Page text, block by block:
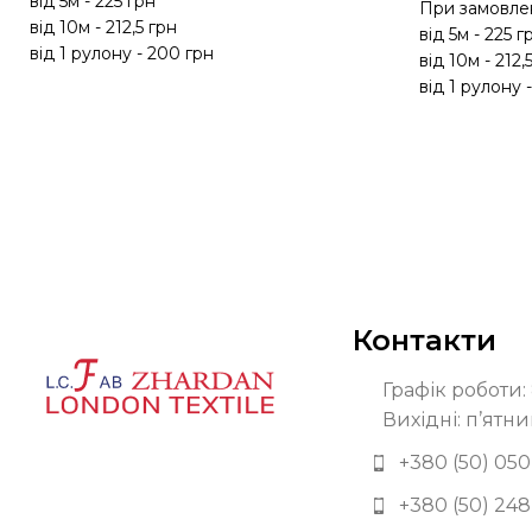
від 10м - 212,5 грн
від 1 рулону - 200 грн
При
від 5м - 225
від 10м -
від 1 рулону
Контакти
Графік
Вихідні:
+380 (50)
+380 (50)